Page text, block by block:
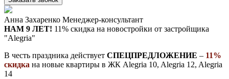
Анна Захаренко Менеджер-консультант
НАМ 9 ЛЕТ! 11% скидка на новостройки от застройщика
"Alegria"
В честь праздника действует СПЕЦПРЕДЛОЖЕНИЕ – 11%
скидка на новые квартиры в ЖК Alegria 10, Alegria 12, Alegria
14